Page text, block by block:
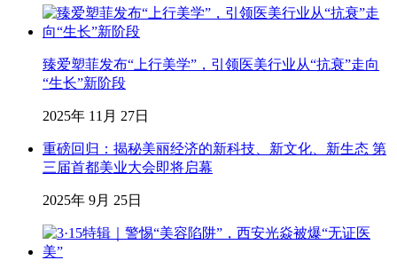
臻爱塑菲发布“上行美学”，引领医美行业从“抗衰”走向
“生长”新阶段
2025年 11月 27日
重磅回归：揭秘美丽经济的新科技、新文化、新生态 第
三届首都美业大会即将启幕
2025年 9月 25日